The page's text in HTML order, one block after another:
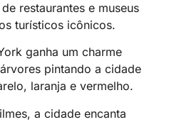
restaurantes e museus
turísticos icônicos.
ganha um charme
pintando a cidade
laranja e vermelho.
a cidade encanta